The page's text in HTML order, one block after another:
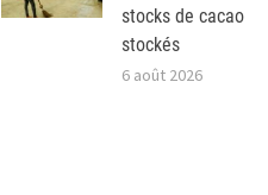
stocks de cacao
stockés
6 août 2026